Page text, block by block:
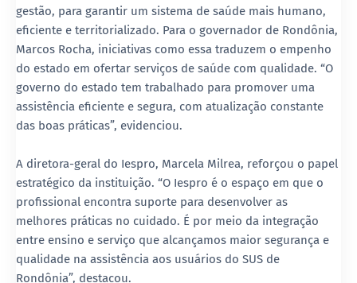
gestão, para garantir um sistema de saúde mais humano,
eficiente e territorializado. Para o governador de Rondônia,
Marcos Rocha, iniciativas como essa traduzem o empenho
do estado em ofertar serviços de saúde com qualidade. “O
governo do estado tem trabalhado para promover uma
assistência eficiente e segura, com atualização constante
das boas práticas”, evidenciou.
A diretora-geral do Iespro, Marcela Milrea, reforçou o papel
estratégico da instituição. “O Iespro é o espaço em que o
profissional encontra suporte para desenvolver as
melhores práticas no cuidado. É por meio da integração
entre ensino e serviço que alcançamos maior segurança e
qualidade na assistência aos usuários do SUS de
Rondônia”, destacou.